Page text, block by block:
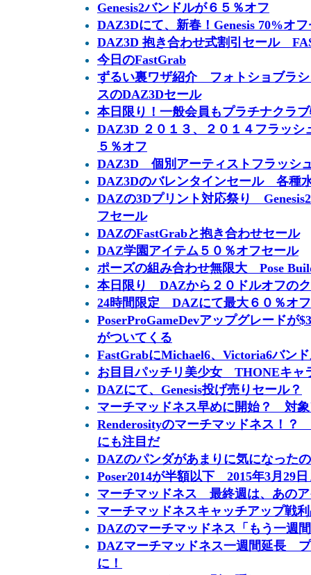
Genesis2バンドルが６５％オフ
DAZ3Dにて、新春！Genesis 70%オ
DAZ3D 抱き合わせ式割引セール
今日のFastGrab
ずるい裏ワザ紹介 フォトショブラ
スのDAZ3Dセール
本日限り！一般会員もプラチナクラ
DAZ3D ２０１３、２０１４フラッ
５％オフ
DAZ3D 個別アーティストフラッシ
DAZ3Dのバレンタインセール 各種
DAZの3Dプリント対応祭り
フセール
DAZのFastGrabと抱き合わせセール
DAZ学園アイテム５０％オフセール
ポーズの組み合わせ無限大 Pose
本日限り DAZから２０ドルオフの
24時間限定 DAZにて最大６０％オ
PoserProGameDevアップグレードが
がついてくる
FastGrabにMichael6、Victoria6バン
お目目パッチリ美少女 THONEキャ
DAZにて、Genesis投げ売りセール？
マーチマッドネス早めに開始？ 対
Renderosityのマーチマッドネス！？
にも注目だ
DAZのパンダがあまりに気になった
Poser2014が半額以下 2015年3月29
マーチマッドネス 最終週は、あの
マーチマッドネスキャッチアップ戦
DAZのマーチマッドネス「もう一週
DAZマーチマッドネス一週間延長
に！